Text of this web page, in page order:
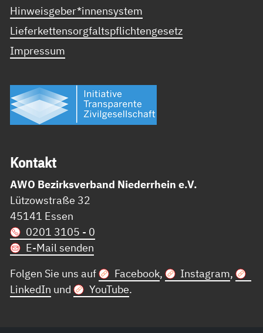
Hinweisgeber*innensystem
Lieferkettensorgfaltspflichtengesetz
Impressum
Kon­takt
AWO Bezirksverband Niederrhein e.V.
Lützowstraße 32
45141 Essen
0201 3105 - 0
E-Mail senden
Folgen Sie uns auf
Facebook, Instagram,
LinkedIn und YouTube.